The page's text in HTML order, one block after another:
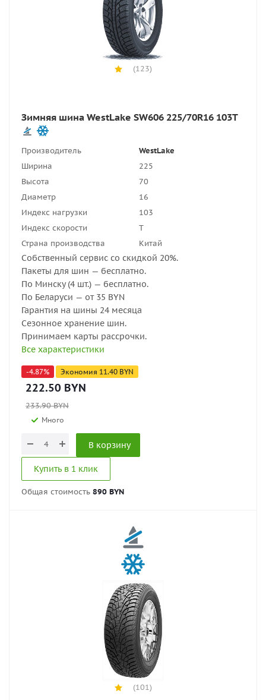
(123)
Зимняя шина WestLake SW606 225/70R16 103T
Производитель
WestLake
Ширина
225
Высота
70
Диаметр
16
Индекс нагрузки
103
Индекс скорости
T
Страна производства
Китай
Собственный сервис со скидкой 20%.
Пакеты для шин — бесплатно.
По Минску (4 шт.) — бесплатно.
По Беларуси — от 35 BYN
Гарантия на шины 24 месяца
Сезонное хранение шин.
Принимаем карты рассрочки.
Все характеристики
-4.87% Экономия 11.40 BYN
222.50 BYN
233.90BYN
Много
В корзину
Купить в 1 клик
Общая стоимость 890 BYN
(101)